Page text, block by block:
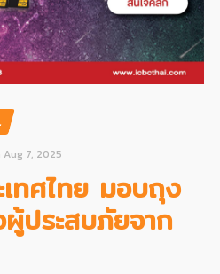
7, 2025
ทศไทย มอบถุง
ประสบภัยจาก